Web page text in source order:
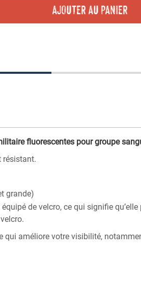
AJOUTER AU PANIER
fluorescentes pour groupe
résistant.
grande)
de velcro, ce qui signifie
qui améliore votre visibilité,